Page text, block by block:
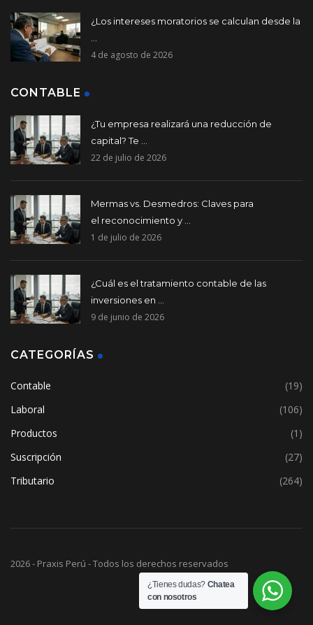
¿Los intereses moratorios se calculan desde la
4 de agosto de 2026
CONTABLE
¿Tu empresa realizará una reducción de
capital? Te ...
22 de julio de 2026
Mermas vs. Desmedros: Claves para
el reconocimiento y ...
1 de julio de 2026
¿Cuál es el tratamiento contable de las
inversiones en ...
9 de junio de 2026
CATEGORÍAS
Contable
(19)
Laboral
(106)
Productos
(1)
Suscripción
(27)
Tributario
(264)
2026 - Praxis Perú - Todos los derechos reservados
¿Tienes dudas? Chatea
con nosotros